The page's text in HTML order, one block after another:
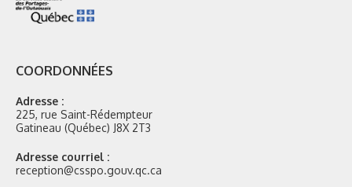
COORDONNÉES
Adresse :
225, rue Saint-Rédempteur
Gatineau (Québec) J8X 2T3
Adresse courriel :
reception@csspo.gouv.qc.ca